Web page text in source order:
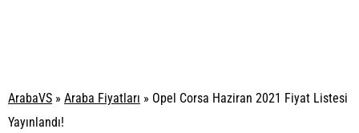
ArabaVS » Araba Fiyatları » Opel Corsa Haziran 2021 Fiyat Listesi
Yayınlandı!